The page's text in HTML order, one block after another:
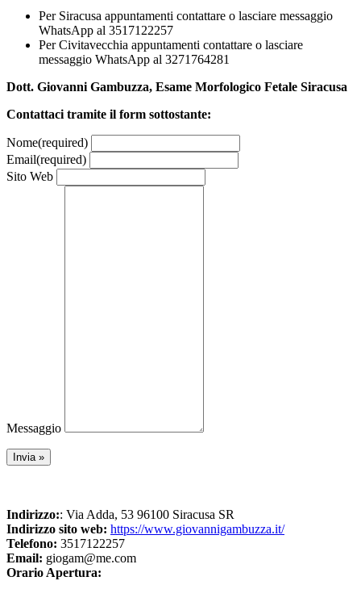
Per Siracusa appuntamenti contattare o lasciare messaggio
WhatsApp al 3517122257
Per Civitavecchia appuntamenti contattare o lasciare
messaggio WhatsApp al 3271764281
Dott. Giovanni Gambuzza, Esame Morfologico Fetale Siracusa
Contattaci tramite il form sottostante:
Nome(required)
Email(required)
Sito Web
Messaggio
Indirizzo:: Via Adda, 53 96100 Siracusa SR
Indirizzo sito web: https://www.giovannigambuzza.it/
Telefono: 3517122257
Email: giogam@me.com
Orario Apertura: